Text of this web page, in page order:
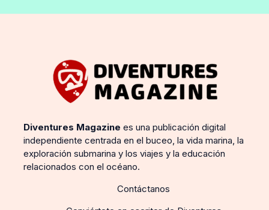
Diventures Magazine es una publicación digital
independiente centrada en el buceo, la vida marina, la
exploración submarina y los viajes y la educación
relacionados con el océano.
Contáctanos